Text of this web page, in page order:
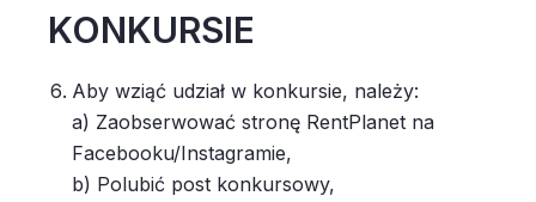
KONKURSIE
Aby wziąć udział w konkursie, należy:
a) Zaobserwować stronę RentPlanet na
Facebooku/Instagramie,
b) Polubić post konkursowy,